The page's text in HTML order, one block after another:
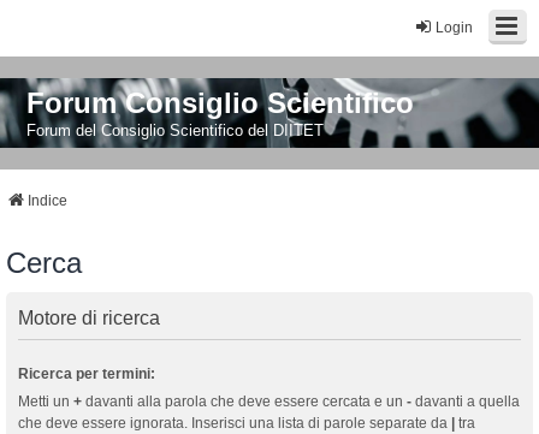
Login
Forum Consiglio Scientifico
Forum del Consiglio Scientifico del DIITET
Indice
Cerca
Motore di ricerca
Ricerca per termini:
Metti un + davanti alla parola che deve essere cercata e un - davanti a quella
che deve essere ignorata. Inserisci una lista di parole separate da
tra